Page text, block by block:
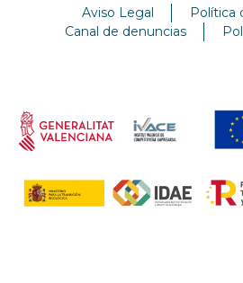
Aviso Legal
Política
Canal de denuncias